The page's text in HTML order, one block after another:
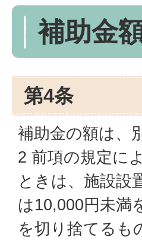
補助金
第4条
補助金の額は、
2 前項の規定に
ときは、施設設
は10,000円未満
を切り捨てるも